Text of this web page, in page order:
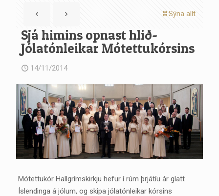
Sýna allt
Sjá himins opnast hlið-
Jólatónleikar Mótettukórsins
14/11/2014
Mótettukór Hallgrímskirkju hefur í rúm þrjátíu ár glatt
Íslendinga á jólum, og skipa jólatónleikar kórsins